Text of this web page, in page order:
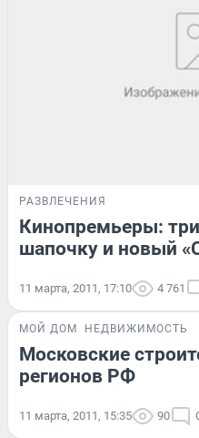
РАЗВЛЕЧЕНИЯ
Кинопремьеры:
шапочку и новый
11 марта, 2011, 17:10 4 761
МОЙ ДОМ НЕДВИЖИМОСТЬ
Московские
регионов РФ
11 марта, 2011, 15:35 90